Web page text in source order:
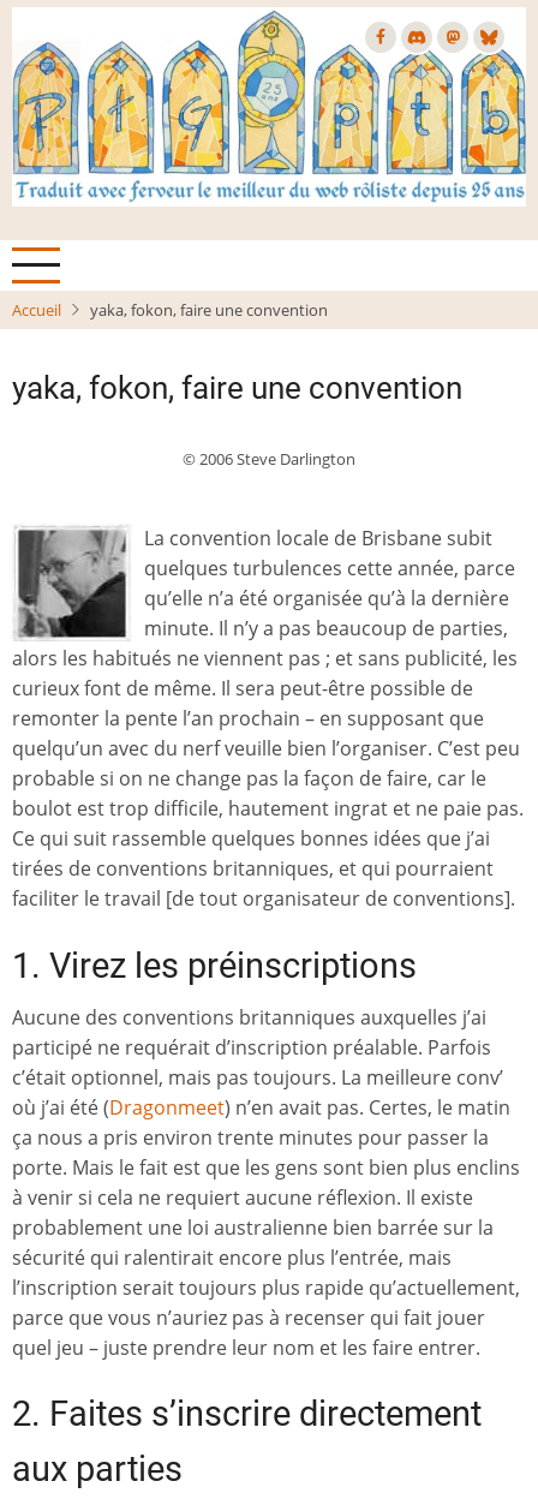
Aller
contenu
principal
Accueil yaka, fokon, faire une convention
yaka, fokon, faire une convention
© 2006 Steve Darlington
La convention locale de Brisbane subit
quelques turbulences cette année, parce
qu’elle n’a été organisée qu’à la dernière
minute. Il n’y a pas beaucoup de parties,
alors les habitués ne viennent pas ; et sans publicité, les
curieux font de même. Il sera peut-être possible de
remonter la pente l’an prochain – en supposant que
quelqu’un avec du nerf veuille bien l’organiser. C’est peu
probable si on ne change pas la façon de faire, car le
boulot est trop difficile, hautement ingrat et ne paie pas.
Ce qui suit rassemble quelques bonnes idées que j’ai
tirées de conventions britanniques, et qui pourraient
faciliter le travail [de tout organisateur de conventions].
1. Virez les préinscriptions
Aucune des conventions britanniques auxquelles j’ai
participé ne requérait d’inscription préalable. Parfois
c’était optionnel, mais pas toujours. La meilleure conv’
où j’ai été (Dragonmeet) n’en avait pas. Certes, le matin
ça nous a pris environ trente minutes pour passer la
porte. Mais le fait est que les gens sont bien plus enclins
à venir si cela ne requiert aucune réflexion. Il existe
probablement une loi australienne bien barrée sur la
sécurité qui ralentirait encore plus l’entrée, mais
l’inscription serait toujours plus rapide qu’actuellement,
parce que vous n’auriez pas à recenser qui fait jouer
quel jeu – juste prendre leur nom et les faire entrer.
2. Faites s’inscrire directement
aux parties